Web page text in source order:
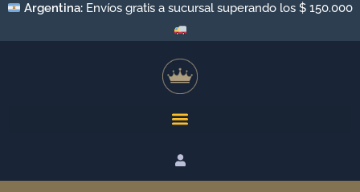
Argentina: Envíos gratis a sucursal superando los $ 150.000